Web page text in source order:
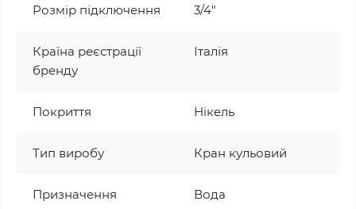
Розмір підключення 3/4"
Країна реєстрації
бренду
Італія
Покриття Нікель
Тип виробу Кран кульовий
Призначення Вода